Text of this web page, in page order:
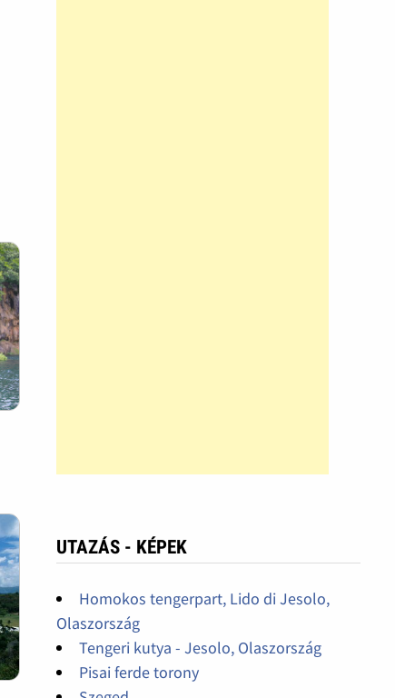
UTAZÁS - KÉPEK
Homokos tengerpart, Lido di Jesolo,
Olaszország
Tengeri kutya - Jesolo, Olaszország
Pisai ferde torony